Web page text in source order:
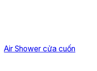
Air Shower cửa cuốn